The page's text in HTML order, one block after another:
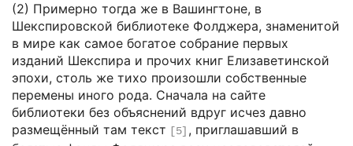
(2) Примерно тогда же в Вашингтоне, в
Шекспировской библиотеке Фолджера, знаменитой
в мире как самое богатое собрание первых
изданий Шекспира и прочих книг Елизаветинской
эпохи, столь же тихо произошли собственные
перемены иного рода. Сначала на сайте
библиотеки без объяснений вдруг исчез давно
размещённый там текст [5] , приглашавший в